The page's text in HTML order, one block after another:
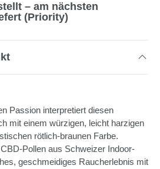
– am nächsten
(Priority)
Passion interpretiert diesen
mit einem würzigen, leicht harzigen
rötlich-braunen Farbe.
Pollen aus Schweizer Indoor-
geschmeidiges Raucherlebnis mit